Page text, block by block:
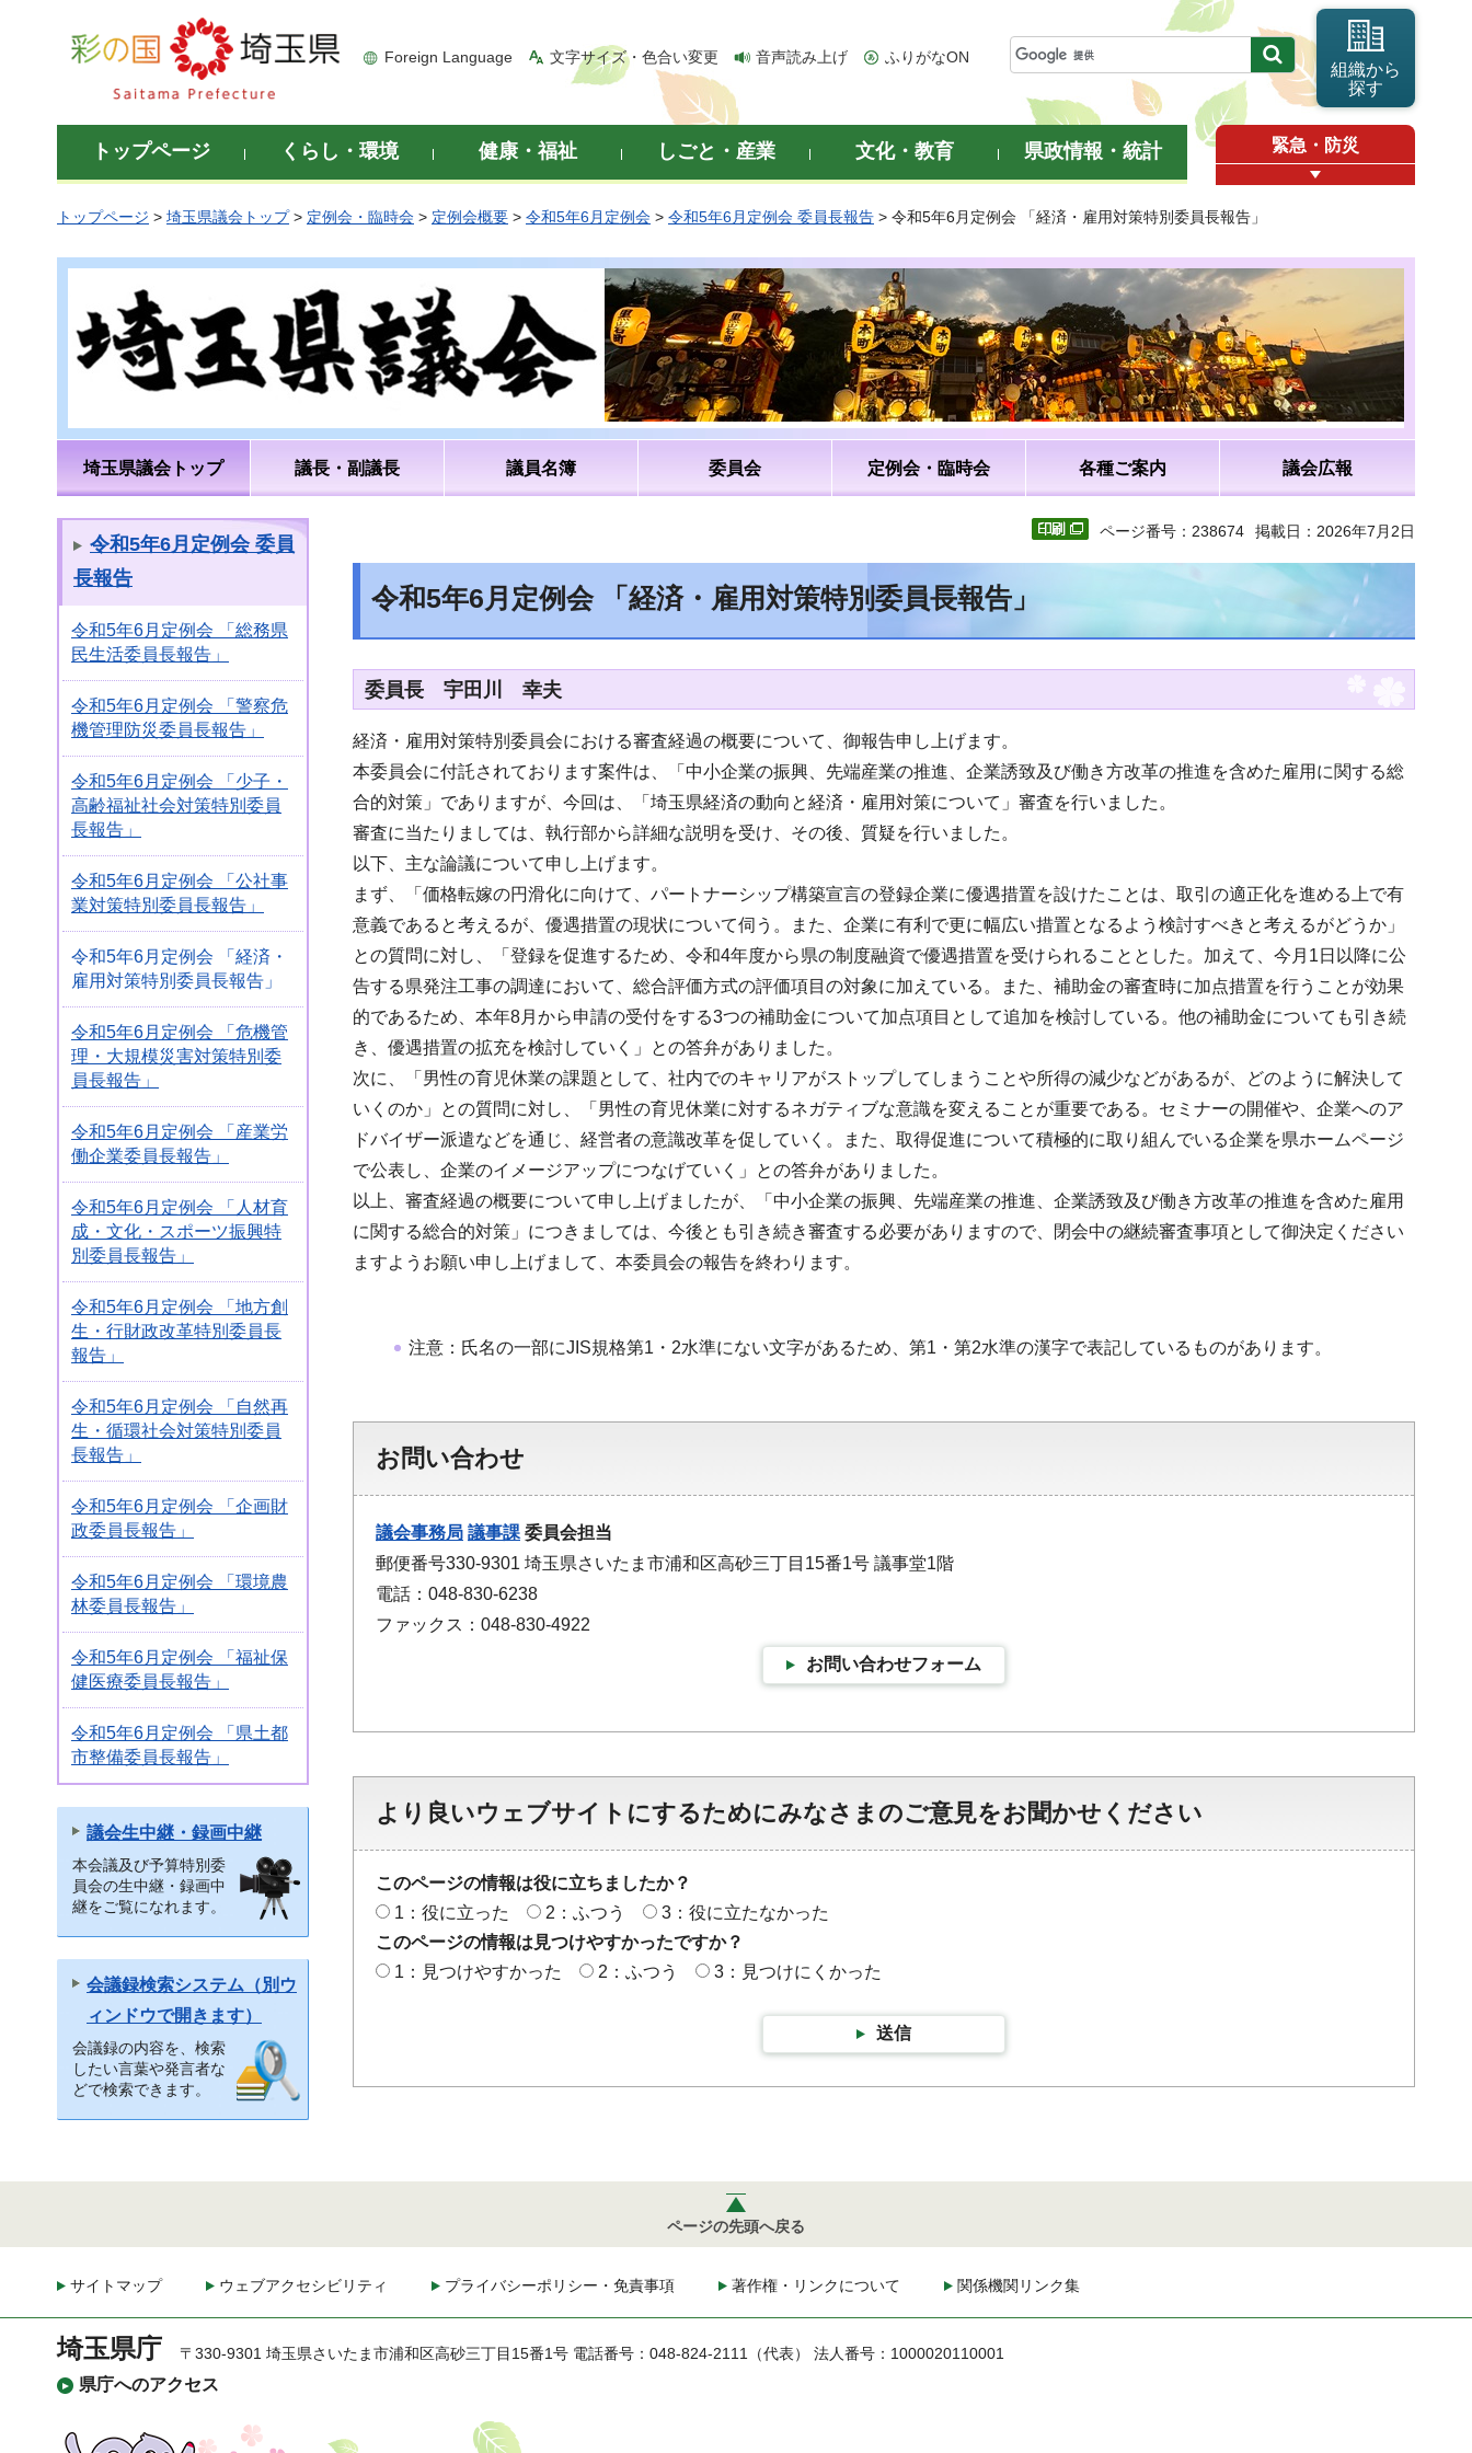
彩の国 埼玉県
Foreign Language 文字サイズ・色合い変更 音声読み上げ ふりがなON
組織から
探す
トップページ くらし・環境 健康・福祉 しごと・産業 文化・教育 県政情報・統計 緊急・防災
トップページ > 埼玉県議会トップ> 定例会・臨時会 > 定例会概要 > 令和5年6月定例会 > 令和5年6月定例会 委員長報告 > 令和5年6月定例会 「経済・雇用対策特別委員長報告」
埼玉県議会トップ 議長・副議長 議員名簿 委員会 定例会・臨時会 各種ご案内 議会広報
令和5年6月定例会 委員
長報告
令和5年6月定例会 「総務県
民生活委員長報告」
令和5年6月定例会 「警察危
機管理防災委員長報告」
令和5年6月定例会 「少子・
高齢福祉社会対策特別委員
長報告」
令和5年6月定例会 「公社事
業対策特別委員長報告」
令和5年6月定例会 「経済・
雇用対策特別委員長報告」
令和5年6月定例会 「危機管
理・大規模災害対策特別委
員長報告」
令和5年6月定例会 「産業労
働企業委員長報告」
令和5年6月定例会 「人材育
成・文化・スポーツ振興特
別委員長報告」
令和5年6月定例会 「地方創
生・行財政改革特別委員長
報告」
令和5年6月定例会 「自然再
生・循環社会対策特別委員
長報告」
令和5年6月定例会 「企画財
政委員長報告」
令和5年6月定例会 「環境農
林委員長報告」
令和5年6月定例会 「福祉保
健医療委員長報告」
令和5年6月定例会 「県土都
市整備委員長報告」
議会生中継・録画中継
本会議及び予算特別委
員会の生中継・録画中
継をご覧になれます。
会議録検索システム（別ウ
ィンドウで開きます）
会議録の内容を、検索
したい言葉や発言者な
どで検索できます。
ページ番号：238674 掲載日：2026年7月2日
令和5年6月定例会 「経済・雇用対策特別委員長報告」
委員長 宇田川 幸夫
経済・雇用対策特別委員会における審査経過の概要について、御報告申し上げます。
本委員会に付託されております案件は、「中小企業の振興、先端産業の推進、企業誘致及び働き方改革の推進を含めた雇用に関する総
合的対策」でありますが、今回は、「埼玉県経済の動向と経済・雇用対策について」審査を行いました。
審査に当たりましては、執行部から詳細な説明を受け、その後、質疑を行いました。
以下、主な論議について申し上げます。
まず、「価格転嫁の円滑化に向けて、パートナーシップ構築宣言の登録企業に優遇措置を設けたことは、取引の適正化を進める上で有
意義であると考えるが、優遇措置の現状について伺う。また、企業に有利で更に幅広い措置となるよう検討すべきと考えるがどうか」
との質問に対し、「登録を促進するため、令和4年度から県の制度融資で優遇措置を受けられることとした。加えて、今月1日以降に公
告する県発注工事の調達において、総合評価方式の評価項目の対象に加えている。また、補助金の審査時に加点措置を行うことが効果
的であるため、本年8月から申請の受付をする3つの補助金について加点項目として追加を検討している。他の補助金についても引き続
き、優遇措置の拡充を検討していく」との答弁がありました。
次に、「男性の育児休業の課題として、社内でのキャリアがストップしてしまうことや所得の減少などがあるが、どのように解決して
いくのか」との質問に対し、「男性の育児休業に対するネガティブな意識を変えることが重要である。セミナーの開催や、企業へのア
ドバイザー派遣などを通じ、経営者の意識改革を促していく。また、取得促進について積極的に取り組んでいる企業を県ホームページ
で公表し、企業のイメージアップにつなげていく」との答弁がありました。
以上、審査経過の概要について申し上げましたが、「中小企業の振興、先端産業の推進、企業誘致及び働き方改革の推進を含めた雇用
に関する総合的対策」につきましては、今後とも引き続き審査する必要がありますので、閉会中の継続審査事項として御決定ください
ますようお願い申し上げまして、本委員会の報告を終わります。
注意：氏名の一部にJIS規格第1・2水準にない文字があるため、第1・第2水準の漢字で表記しているものがあります。
お問い合わせ
議会事務局 議事課委員会担当
郵便番号330-9301 埼玉県さいたま市浦和区高砂三丁目15番1号 議事堂1階
電話：048-830-6238
ファックス：048-830-4922
お問い合わせフォーム
より良いウェブサイトにするためにみなさまのご意見をお聞かせください
このページの情報は役に立ちましたか？
1：役に立った
2：ふつう
3：役に立たなかった
このページの情報は見つけやすかったですか？
1：見つけやすかった
2：ふつう 3：見つけにくかった
送信
ページの先頭へ戻る
サイトマップ ウェブアクセシビリティ プライバシーポリシー・免責事項 著作権・リンクについて 関係機関リンク集
埼玉県庁
県庁へのアクセス
〒330-9301 埼玉県さいたま市浦和区高砂三丁目15番1号 電話番号：048-824-2111（代表） 法人番号：1000020110001